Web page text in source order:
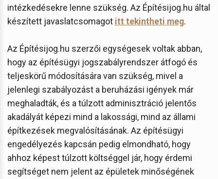
intézkedésekre lenne szükség. Az Építésijog.hu által
készített javaslatcsomagot itt tekintheti meg.
Az Építésijog.hu szerzői egységesek voltak abban,
hogy az építésügyi jogszabályrendszer átfogó és
teljeskörű módosítására van szükség, mivel a
jelenlegi szabályozást a beruházási igények már
meghaladták, és a túlzott adminisztráció jelentős
akadályát képezi mind a lakossági, mind az állami
építkezések megvalósításának. Az építésügyi
engedélyezés kapcsán pedig elmondható, hogy
ahhoz képest túlzott költséggel jár, hogy érdemi
segítséget nem jelent az épületek minőségének